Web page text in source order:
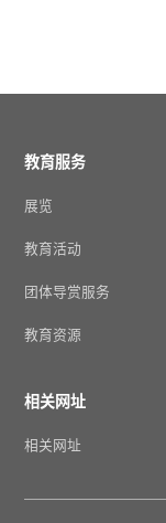
教育服务
展览
教育活动
团体导赏服务
教育资源
相关网址
相关网址